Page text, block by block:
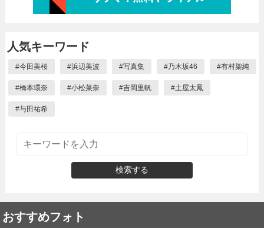
人気キーワード
#今田美桜 #浜辺美波 #写真集 #乃木坂46 #有村架純
#橋本環奈 #小松菜奈 #吉岡里帆 #土屋太鳳
#与田祐希
検索する
おすすめフォト